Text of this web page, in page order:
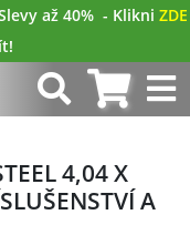
až 40% - Klikni ZDE
4,04 X
A